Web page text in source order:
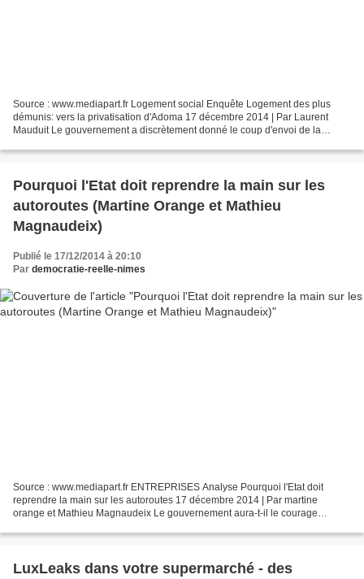
Source : www.mediapart.fr Logement social Enquête Logement des plus
démunis: vers la privatisation d'Adoma 17 décembre 2014 | Par Laurent
Mauduit Le gouvernement a discrètement donné le coup d'envoi de la
Pourquoi l'Etat doit reprendre la main sur les
autoroutes (Martine Orange et Mathieu
Magnaudeix)
Publié le 17/12/2014 à 20:10
Par democratie-reelle-nimes
Source : www.mediapart.fr ENTREPRISES Analyse Pourquoi l'Etat doit
reprendre la main sur les autoroutes 17 décembre 2014 | Par martine
orange et Mathieu Magnaudeix Le gouvernement aura-t-il le courage
LuxLeaks dans votre supermarché - des